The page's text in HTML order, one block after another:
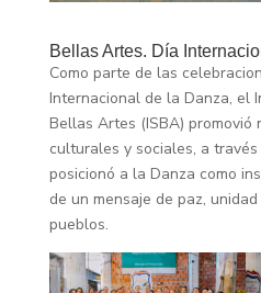
Bellas Artes. Día
Como parte de las
Internacional de la Danza, el
Bellas Artes (ISBA) promovió
culturales y sociales, a
posicionó a la Danza como
de un mensaje de paz,
pueblos.